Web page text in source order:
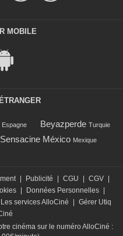
MOBILE
Espagne Beyazperde Turquie
Sensacine México Mexique
Publicité CGU CGV
Données Personnelles
Les services AlloCiné
Gérer Utiq
cinéma sur le numéro AlloCiné :